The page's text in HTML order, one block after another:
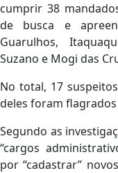
cumprir 38
de busca e
Guarulhos,
Suzano e Mogi das
No total, 17
deles foram
Segundo as
“cargos
por “cadastrar”